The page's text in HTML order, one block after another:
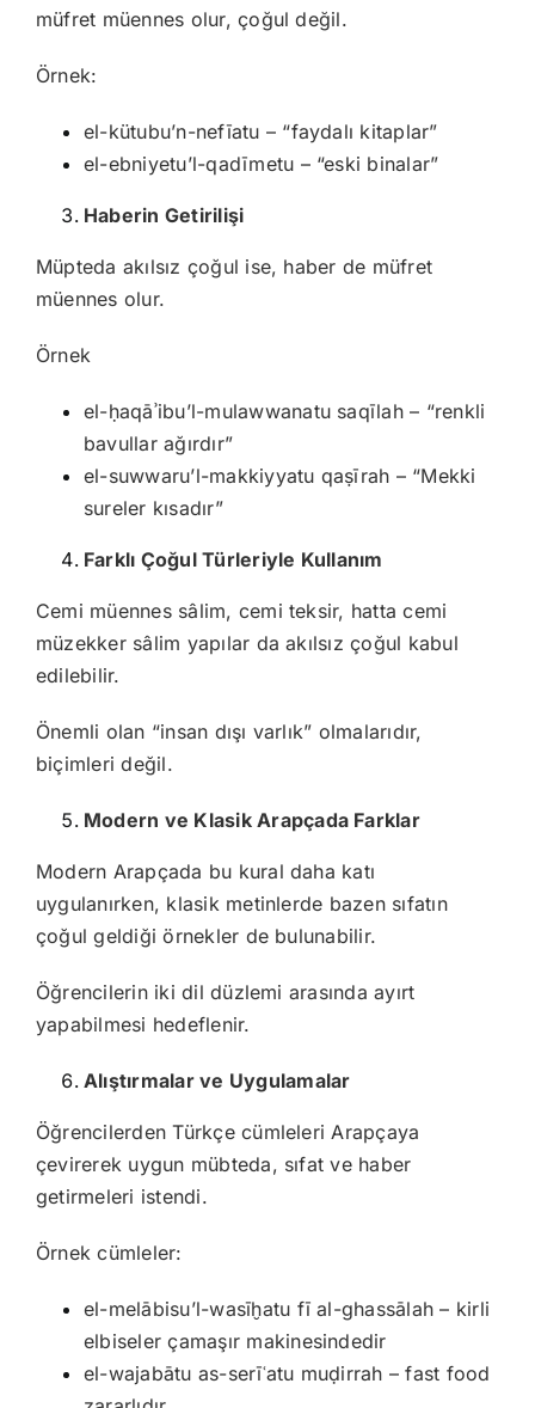
müfret müennes olur, çoğul değil.
Örnek:
el-kütubu’n-nefīatu – “faydalı kitaplar”
el-ebniyetu’l-qadīmetu – “eski binalar”
Haberin Getirilişi
Müpteda akılsız çoğul ise, haber de müfret
müennes olur.
Örnek
el-ḥaqāʾibu’l-mulawwanatu saqīlah – “renkli
bavullar ağırdır”
el-suwwaru’l-makkiyyatu qaṣīrah – “Mekki
sureler kısadır”
Farklı Çoğul Türleriyle Kullanım
Cemi müennes sâlim, cemi teksir, hatta cemi
müzekker sâlim yapılar da akılsız çoğul kabul
edilebilir.
Önemli olan “insan dışı varlık” olmalarıdır,
biçimleri değil.
Modern ve Klasik Arapçada Farklar
Modern Arapçada bu kural daha katı
uygulanırken, klasik metinlerde bazen sıfatın
çoğul geldiği örnekler de bulunabilir.
Öğrencilerin iki dil düzlemi arasında ayırt
yapabilmesi hedeflenir.
Alıştırmalar ve Uygulamalar
Öğrencilerden Türkçe cümleleri Arapçaya
çevirerek uygun mübteda, sıfat ve haber
getirmeleri istendi.
Örnek cümleler:
el-melābisu’l-wasīḫatu fī al-ghassālah – kirli
elbiseler çamaşır makinesindedir
el-wajabātu as-serīʿatu muḍirrah – fast food